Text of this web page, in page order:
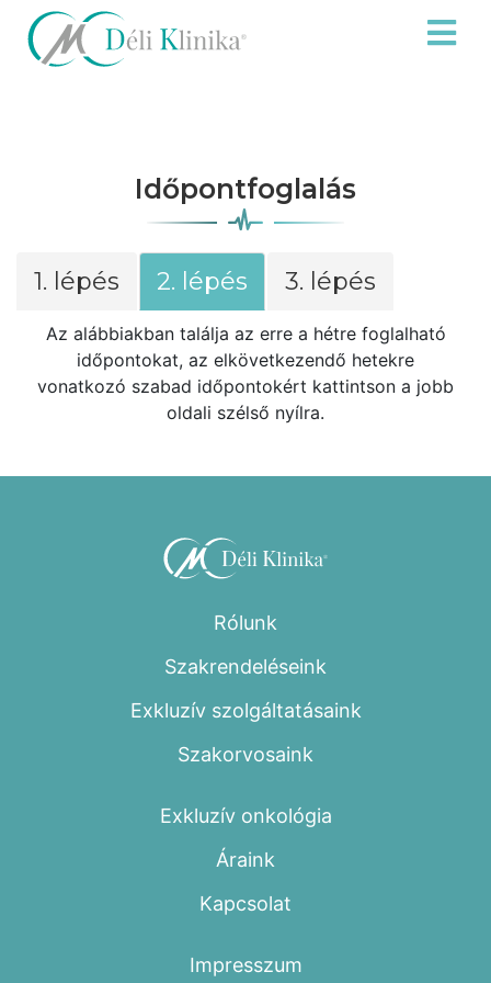
Időpontfoglalás
1. lépés 2. lépés 3. lépés
Az alábbiakban találja az erre a hétre foglalható
időpontokat, az elkövetkezendő hetekre
vonatkozó szabad időpontokért kattintson a jobb
oldali szélső nyílra.
Rólunk
Szakrendeléseink
Exkluzív szolgáltatásaink
Szakorvosaink
Exkluzív onkológia
Áraink
Kapcsolat
Impresszum